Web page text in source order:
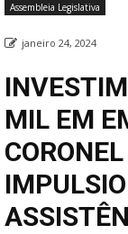
Assembleia Legislativa
janeiro 24, 2024
MIL EM